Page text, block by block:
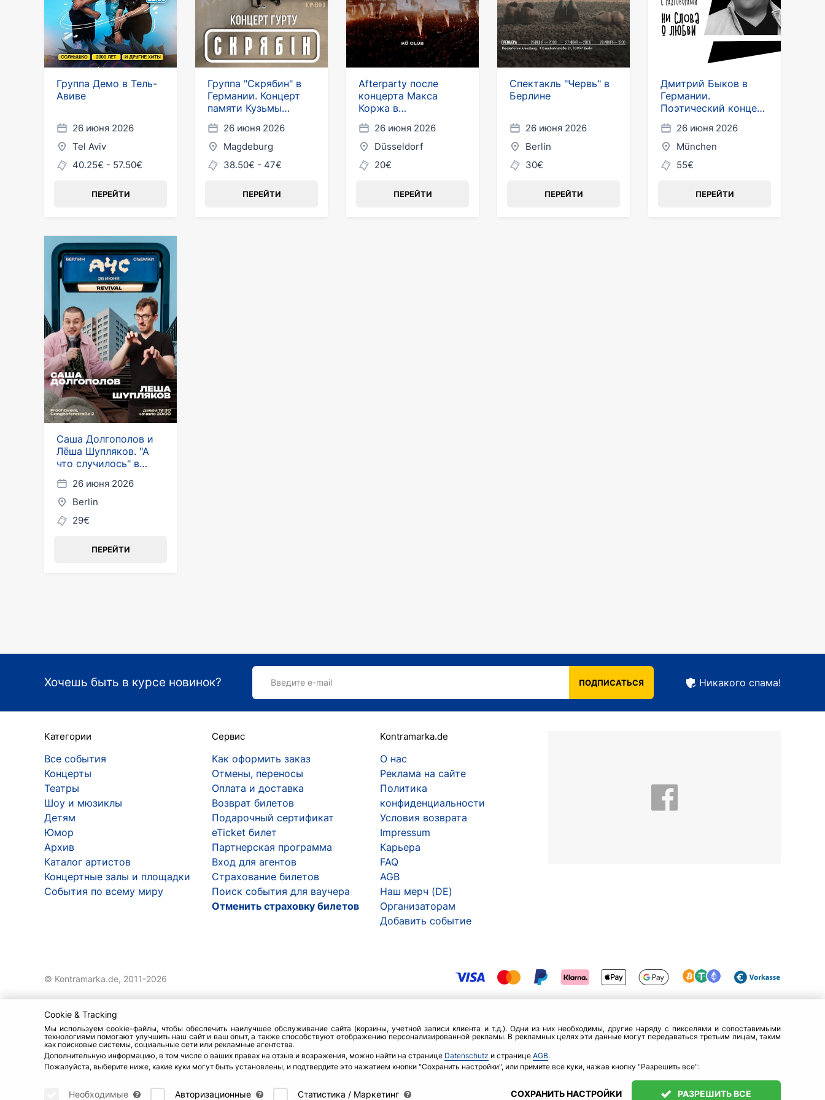
Группа Демо в Тель-
Авиве
26 июня 2026
Tel Aviv
40.25€ - 57.50€
ПЕРЕЙТИ
Группа "Скрябин" в
Германии. Концерт
памяти Кузьмы
Скрябина
26 июня 2026
Magdeburg
38.50€ - 47€
ПЕРЕЙТИ
Afterparty после
концерта Макса
Коржа в
Дюсельдорфе
26 июня 2026
Düsseldorf
20€
ПЕРЕЙТИ
Спектакль "Червь" в
Берлине
26 июня 2026
Berlin
30€
ПЕРЕЙТИ
Дмитрий Быков в
Германии.
Поэтический концерт
"Ни слова о любви"
26 июня 2026
München
55€
ПЕРЕЙТИ
Саша Долгополов и
Лёша Шупляков. "А
что случилось" в
Берлине
26 июня 2026
Berlin
29€
ПЕРЕЙТИ
Хочешь быть в курсе новинок? Введите e-mail ПОДПИСАТЬСЯ Никакого спама!
Категории
Все события
Концерты
Театры
Шоу и мюзиклы
Детям
Юмор
Архив
Каталог артистов
Концертные залы и площадки
События по всему миру
Сервис
Как оформить заказ
Отмены, переносы
Оплата и доставка
Возврат билетов
Подарочный сертификат
eTicket билет
Партнерская программа
Вход для агентов
Страхование билетов
Поиск события для ваучера
Отменить страховку билетов
Kontramarka.de
О нас
Реклама на сайте
Политика
конфиденциальности
Условия возврата
Impressum
Карьера
FAQ
AGB
Наш мерч (DE)
Организаторам
Добавить событие
© Kontramarka.de, 2011-2026
Cookie & Tracking
Мы используем cookie-файлы, чтобы обеспечить наилучшее обслуживание сайта (корзины, учетной записи клиента и т.д.). Одни из них необходимы, другие наряду с пикселями и сопоставимыми
технологиями помогают улучшить наш сайт и ваш опыт, а также способствуют отображению персонализированной рекламы. В рекламных целях эти данные могут передаваться третьим лицам, таким
как поисковые системы, социальные сети или рекламные агентства.
Дополнительную информацию, в том числе о ваших правах на отзыв и возражения, можно найти на странице Datenschutz и странице AGB.
Пожалуйста, выберите ниже, какие куки могут быть установлены, и подтвердите это нажатием кнопки "Сохранить настройки", или примите все куки, нажав кнопку "Разрешить все":
Необходимые Авторизационные Статистика / Маркетинг СОХРАНИТЬ НАСТРОЙКИ РАЗРЕШИТЬ ВСЕ